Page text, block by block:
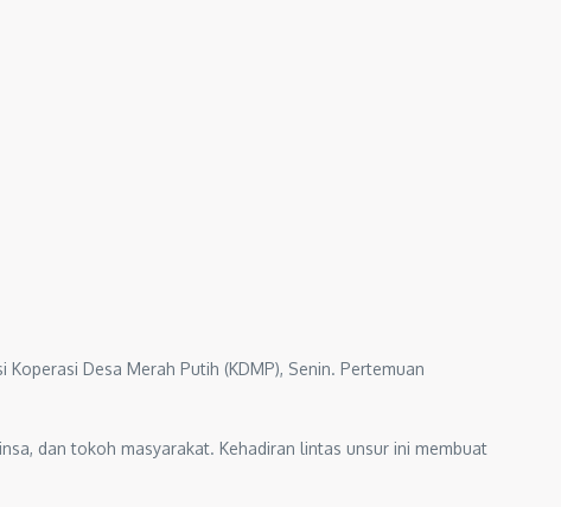
Desa Merah Putih (KDMP), Senin. Pertemuan
dan tokoh masyarakat. Kehadiran lintas unsur ini membuat